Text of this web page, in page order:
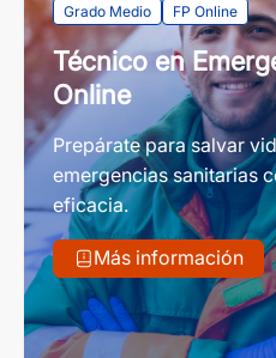
Grado Medio FP Online
Técnico en
Online
Prepárate para salvar
emergencias sanitarias
eficacia.
Más información